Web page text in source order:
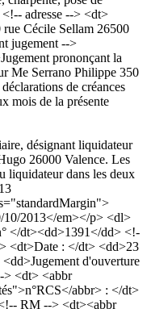
adresse --> <dt>
Cécile Sellam 26500
jugement -->
prononçant la
Me Serrano Philippe 350
de créances
mois de la présente
désignant liquidateur
26000 Valence. Les
liquidateur dans les deux
10/2013</em></p> <dl>
</dt><dd>1391</dd> <!-
<dt>Date : </dt> <dd>23
d'ouverture
> <dt> <abbr
abbr> : </dt>
RM --> <dt><abbr